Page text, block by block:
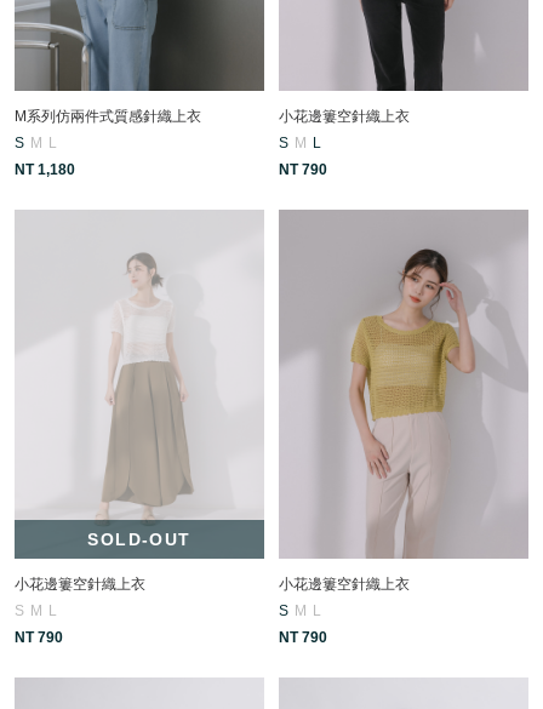
M系列仿兩件式質感針織上衣
S M L
NT 1,180
小花邊簍空針織上衣
S M L
NT 790
SOLD-OUT
小花邊簍空針織上衣
S M
L
NT 790
小花邊簍空針織上衣
S M
L
NT 790